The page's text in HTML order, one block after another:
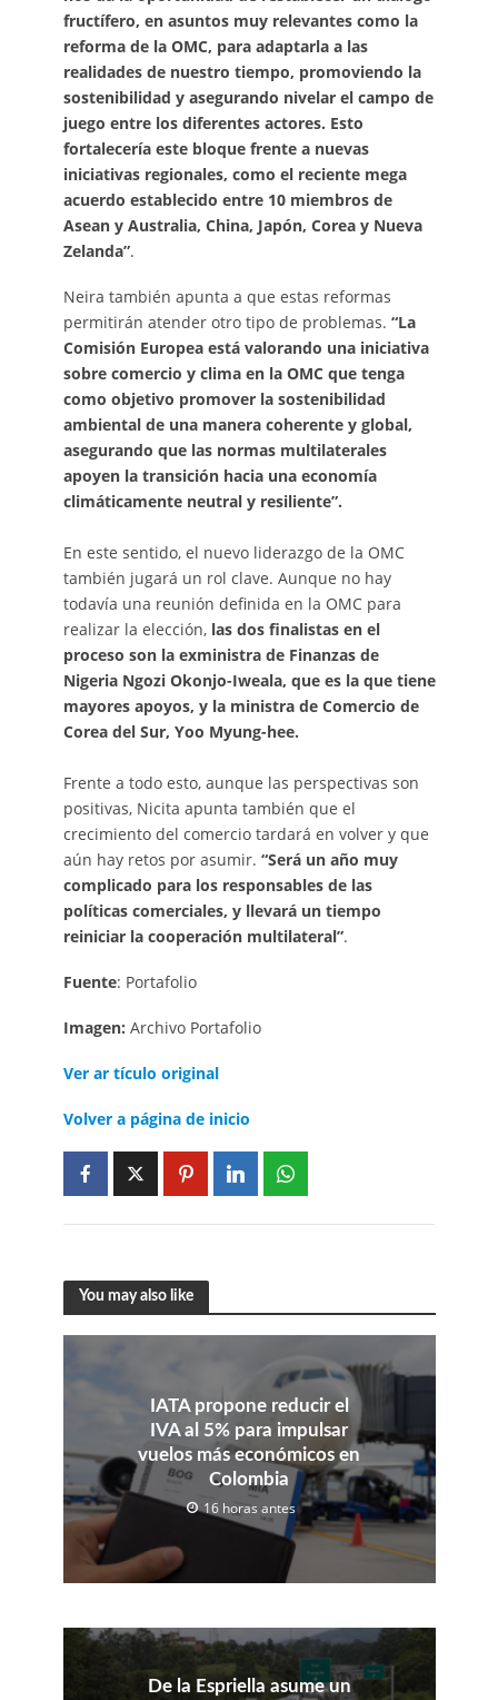
fructífero, en asuntos muy relevantes como la
reforma de la OMC, para adaptarla a las
realidades de nuestro tiempo, promoviendo la
sostenibilidad y asegurando nivelar el campo de
juego entre los diferentes actores. Esto
fortalecería este bloque frente a nuevas
iniciativas regionales, como el reciente mega
acuerdo establecido entre 10 miembros de
Asean y Australia, China, Japón, Corea y Nueva
Zelanda”.
Neira también apunta a que estas reformas
permitirán atender otro tipo de problemas. “La
Comisión Europea está valorando una iniciativa
sobre comercio y clima en la OMC que tenga
como objetivo promover la sostenibilidad
ambiental de una manera coherente y global,
asegurando que las normas multilaterales
apoyen la transición hacia una economía
climáticamente neutral y resiliente”.
En este sentido, el nuevo liderazgo de la OMC
también jugará un rol clave. Aunque no hay
todavía una reunión definida en la OMC para
realizar la elección,las dos finalistas en el
proceso son la exministra de Finanzas de
Nigeria Ngozi Okonjo-Iweala, que es la que tiene
mayores apoyos, y la ministra de Comercio de
Corea del Sur, Yoo Myung-hee.
Frente a todo esto, aunque las perspectivas son
positivas, Nicita apunta también que el
crecimiento del comercio tardará en volver y que
aún hay retos por asumir. “Será un año muy
complicado para los responsables de las
políticas comerciales, y llevará un tiempo
reiniciar la cooperación multilateral”.
Fuente: Portafolio
Imagen: Archivo Portafolio
Ver ar tículo original
Volver a página de inicio
You may also like
IATA propone reducir el
IVA al 5% para impulsar
vuelos más económicos en
Colombia
16 horas antes
De la Espriella asume un